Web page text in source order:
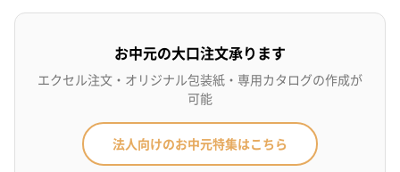
お中元の大口注文承ります
エクセル注文・オリジナル包装紙・専用カタログの作成が
可能
法人向けのお中元特集はこちら